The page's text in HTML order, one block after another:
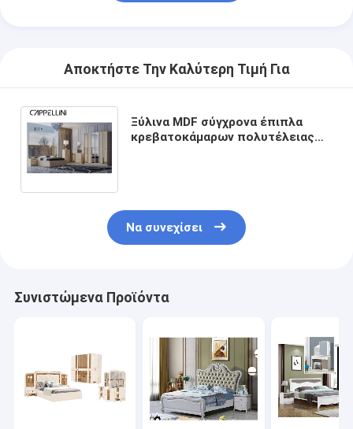
Αποκτήστε Την Καλύτερη Τιμή Για
Ξύλινα MDF σύγχρονα έπιπλα
κρεβατοκάμαρων πολυτέλειας
Να συνεχίσει
Συνιστώμενα Προϊόντα